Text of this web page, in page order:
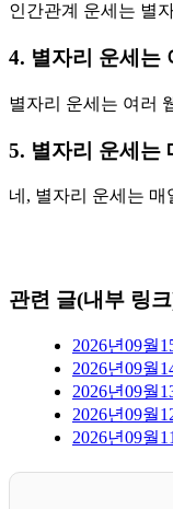
인간관계 운세는 별
4. 별자리 운세는
별자리 운세는 여러
5. 별자리 운세는
네, 별자리 운세는
관련 글(내부 링
2026년09월
2026년09월
2026년09월
2026년09월
2026년09월